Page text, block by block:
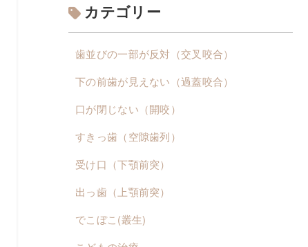
カテゴリー
歯並びの一部が反対（交叉咬合）
下の前歯が見えない（過蓋咬合）
口が閉じない（開咬）
すきっ歯（空隙歯列）
受け口（下顎前突）
出っ歯（上顎前突）
でこぼこ(叢生)